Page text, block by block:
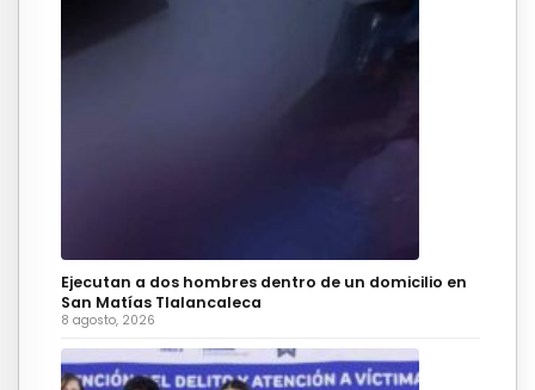
Ejecutan a dos hombres dentro de un domicilio en
San Matías Tlalancaleca
8 agosto, 2026